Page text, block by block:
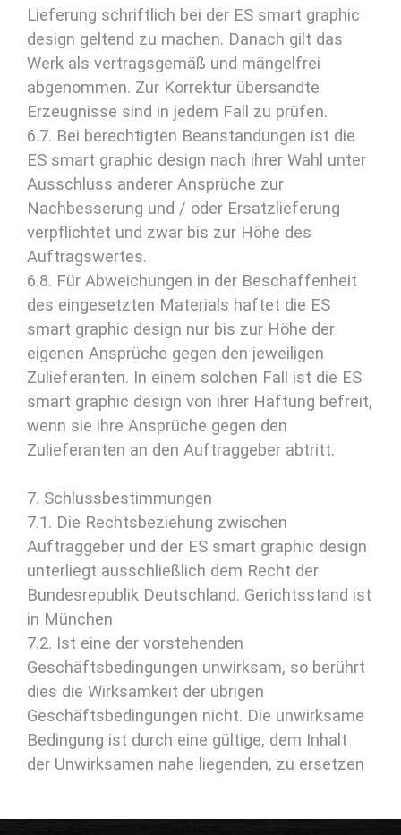
Lieferung schriftlich bei der ES smart graphic
design geltend zu machen. Danach gilt das
Werk als vertragsgemäß und mängelfrei
abgenommen. Zur Korrektur übersandte
Erzeugnisse sind in jedem Fall zu prüfen.
6.7. Bei berechtigten Beanstandungen ist die
ES smart graphic design nach ihrer Wahl unter
Ausschluss anderer Ansprüche zur
Nachbesserung und / oder Ersatzlieferung
verpflichtet und zwar bis zur Höhe des
Auftragswertes.
6.8. Für Abweichungen in der Beschaffenheit
des eingesetzten Materials haftet die ES
smart graphic design nur bis zur Höhe der
eigenen Ansprüche gegen den jeweiligen
Zulieferanten. In einem solchen Fall ist die ES
smart graphic design von ihrer Haftung befreit,
wenn sie ihre Ansprüche gegen den
Zulieferanten an den Auftraggeber abtritt.
7. Schlussbestimmungen
7.1. Die Rechtsbeziehung zwischen
Auftraggeber und der ES smart graphic design
unterliegt ausschließlich dem Recht der
Bundesrepublik Deutschland. Gerichtsstand ist
in München
7.2. Ist eine der vorstehenden
Geschäftsbedingungen unwirksam, so berührt
dies die Wirksamkeit der übrigen
Geschäftsbedingungen nicht. Die unwirksame
Bedingung ist durch eine gültige, dem Inhalt
der Unwirksamen nahe liegenden, zu ersetzen